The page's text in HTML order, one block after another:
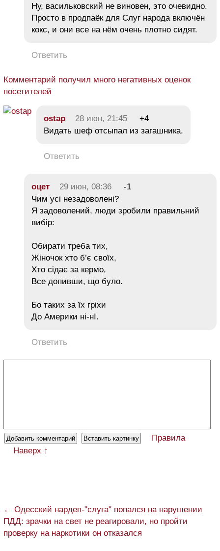
Ну, васильковский не виновен, это очевидно.
Просто в продпаёк для Слуг народа включён
кокс, и они все на нём очень плотно сидят.
Ответить
Комментарий получил много негативных оценок
посетителей
ostap 28 июн, 21:45
+4
Видать шеф отсыпал из загашника.
Ответить
оцет 29 июн, 08:36
-1
Чим усі незадоволені?
Я задоволений, люди зробили правильний
вибір:
Обирати треба тих,
Жіночок хто б’є своїх,
Хто сідає за кермо,
Все допивши, що було.
Бо таких за їх гріхи
До Америки ні-нІ.
Ответить
Правила
Наверх ↑
← Одесский нардеп-"слуга" попался на нарушении
ПДД: зрачки на свет не реагировали, но пройти
проверку на наркотики он отказался